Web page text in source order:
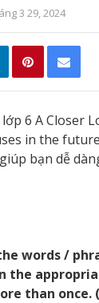
3 29, 2024
6 A Closer
in the
bạn dễ
words /
the
than once.